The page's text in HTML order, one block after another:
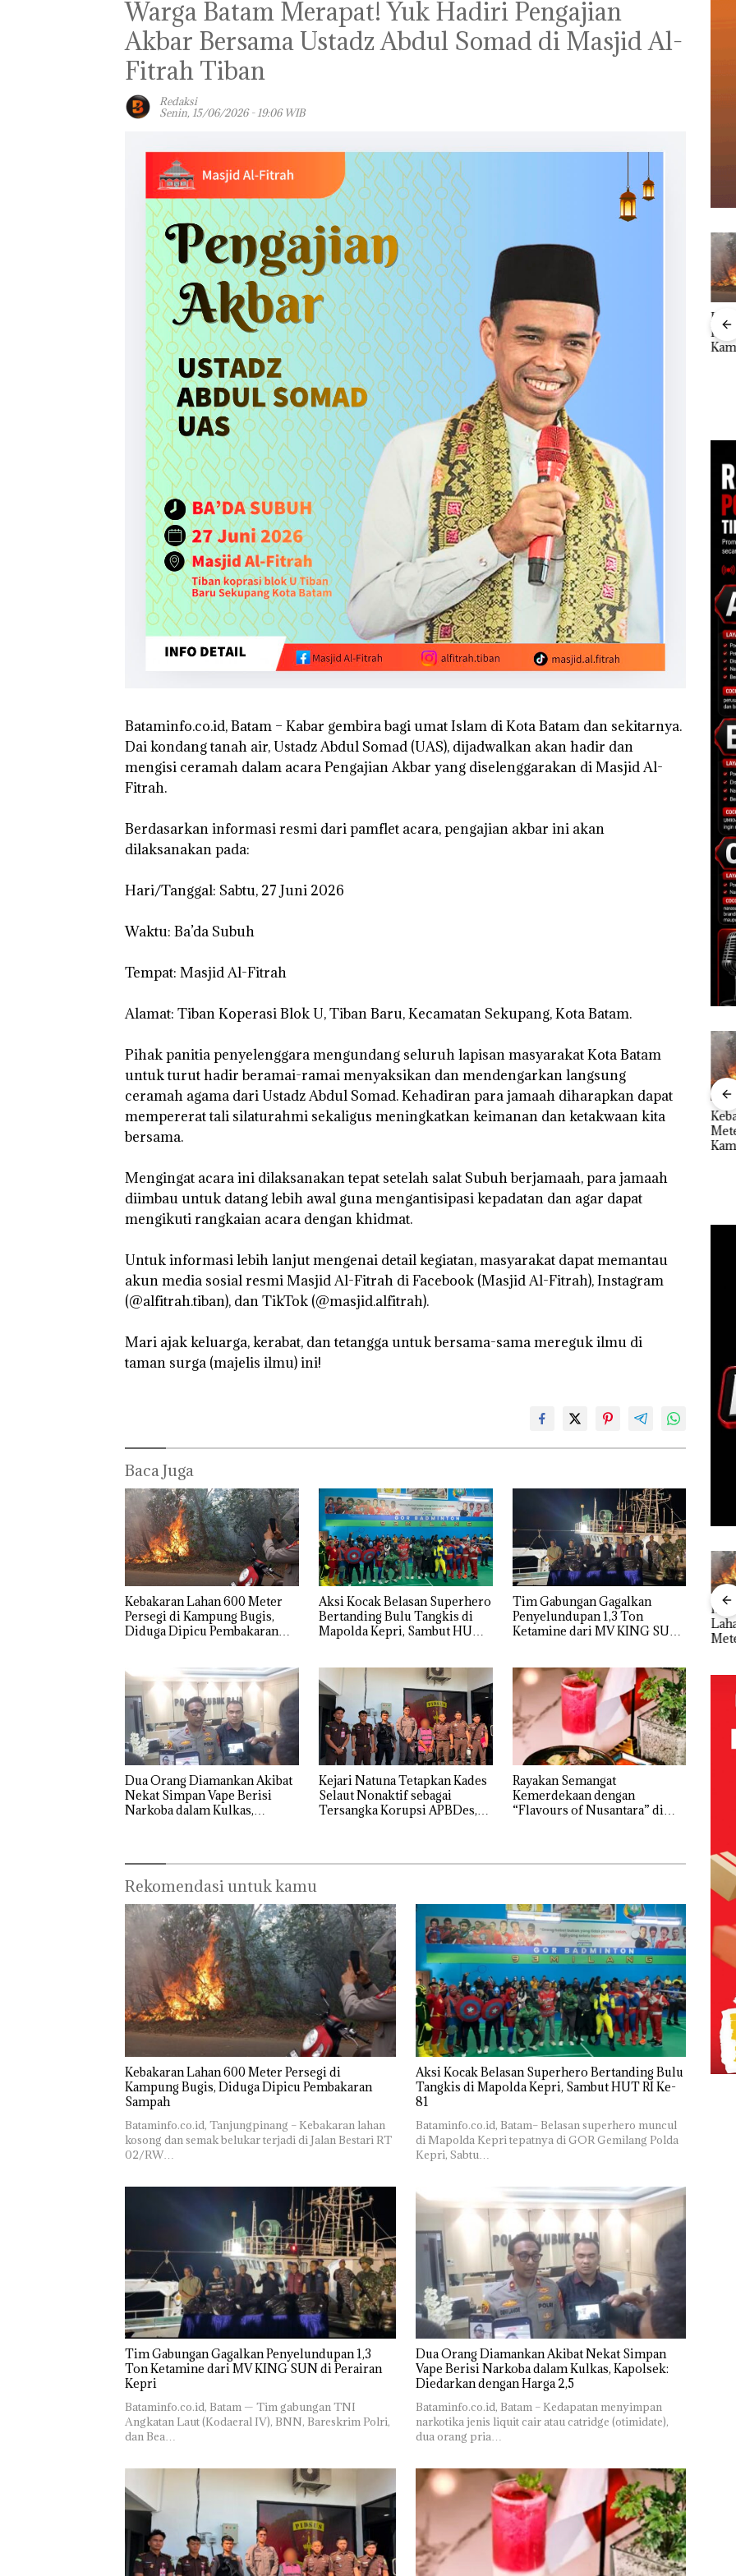
‎Warga Batam Merapat! Yuk Hadiri Pengajian
Akbar Bersama Ustadz Abdul Somad di Masjid Al-
Fitrah Tiban ‎ ‎
Redaksi
Senin, 15/06/2026 - 19:06 WIB
‎Bataminfo.co.id, Batam – Kabar gembira bagi umat Islam di Kota Batam dan sekitarnya.
Dai kondang tanah air, Ustadz Abdul Somad (UAS), dijadwalkan akan hadir dan
mengisi ceramah dalam acara Pengajian Akbar yang diselenggarakan di Masjid Al-
Fitrah.
‎Berdasarkan informasi resmi dari pamflet acara, pengajian akbar ini akan
dilaksanakan pada:
‎Hari/Tanggal: Sabtu, 27 Juni 2026
‎Waktu: Ba’da Subuh
‎Tempat: Masjid Al-Fitrah
‎Alamat: Tiban Koperasi Blok U, Tiban Baru, Kecamatan Sekupang, Kota Batam.
‎Pihak panitia penyelenggara mengundang seluruh lapisan masyarakat Kota Batam
untuk turut hadir beramai-ramai menyaksikan dan mendengarkan langsung
ceramah agama dari Ustadz Abdul Somad. Kehadiran para jamaah diharapkan dapat
mempererat tali silaturahmi sekaligus meningkatkan keimanan dan ketakwaan kita
bersama.
‎Mengingat acara ini dilaksanakan tepat setelah salat Subuh berjamaah, para jamaah
diimbau untuk datang lebih awal guna mengantisipasi kepadatan dan agar dapat
mengikuti rangkaian acara dengan khidmat.
‎Untuk informasi lebih lanjut mengenai detail kegiatan, masyarakat dapat memantau
akun media sosial resmi Masjid Al-Fitrah di Facebook (Masjid Al-Fitrah), Instagram
(@alfitrah.tiban), dan TikTok (@masjid.alfitrah).
‎Mari ajak keluarga, kerabat, dan tetangga untuk bersama-sama mereguk ilmu di
taman surga (majelis ilmu) ini!
Baca Juga
Kebakaran Lahan 600 Meter
Persegi di Kampung Bugis,
Diduga Dipicu Pembakaran
Aksi Kocak Belasan Superhero
Bertanding Bulu Tangkis di
Mapolda Kepri, Sambut HUT
Tim Gabungan Gagalkan
Penyelundupan 1,3 Ton
Ketamine dari MV KING SUN
Dua Orang Diamankan Akibat
Nekat Simpan Vape Berisi
Narkoba dalam Kulkas,
Kejari Natuna Tetapkan Kades
Selaut Nonaktif sebagai
Tersangka Korupsi APBDes,
Rayakan Semangat
Kemerdekaan dengan
“Flavours of Nusantara” di
Rekomendasi untuk kamu
Kebakaran Lahan 600 Meter Persegi di
Kampung Bugis, Diduga Dipicu Pembakaran
Sampah
Bataminfo.co.id, Tanjungpinang – Kebakaran lahan
kosong dan semak belukar terjadi di Jalan Bestari RT
02/RW…
Aksi Kocak Belasan Superhero Bertanding Bulu
Tangkis di Mapolda Kepri, Sambut HUT RI Ke-
81
Bataminfo.co.id, Batam– Belasan superhero muncul
di Mapolda Kepri tepatnya di GOR Gemilang Polda
Kepri, Sabtu…
Tim Gabungan Gagalkan Penyelundupan 1,3
Ton Ketamine dari MV KING SUN di Perairan
‎​Bataminfo.co.id, Batam — Tim gabungan TNI
Angkatan Laut (Kodaeral IV), BNN, Bareskrim Polri,
dan Bea…
Dua Orang Diamankan Akibat Nekat Simpan
Vape Berisi Narkoba dalam Kulkas, Kapolsek:
Diedarkan dengan Harga 2,5
Bataminfo.co.id, Batam – Kedapatan menyimpan
narkotika jenis liquit cair atau catridge (otimidate),
dua orang pria…
Bisnis Wholesale
Network Catat
Pertumbuhan
Pendapatan Sebesar
12,7% Secara
Tahunan
Perayaan Ulang
Tahun ke-24 HARRIS
Resort Waterfront
Batam Gelar
Giveaway Spesial dan
Diskon Menginap
24%
Kebakaran Lahan 600
Meter Persegi di
Kampung Bugis,
Diduga Dipicu
Pembakaran Sampah
Kejari Natuna
Korupsi APBDes,
Negara Rugi Rp533
Juta
Rayakan Semangat
Mercure Batam
Centre
Kebakaran Lahan 600
Pembakaran Sampah
Aksi Kocak
Belasan
Superhero
Bulu Tangkis
di Mapolda
Kepri,
Sambut HUT
RI Ke-81
Tim
Gabungan
Gagalkan
an 1,3 Ton
Ketamine
dari MV
KING SUN
di Perairan
Kepri ‎
Dua Orang
Diamankan
Akibat Nekat
Berisi
Narkoba
dalam
Kulkas,
Kapolsek:
Diedarkan
dengan
Kejari
Natuna
Tetapkan
Nonaktif
sebagai
Tersangka
Korupsi
APBDes,
Negara Rugi
Rp533 Juta
Rayakan
Semangat
Kemerdekaa
“Flavours of
Nusantara”
di Grand
Mercure
Batam
Centre
Kebakaran
Lahan 600
Meter
Kampung
Bugis,
Diduga
Dipicu
Pembakaran
Sampah
di
RI